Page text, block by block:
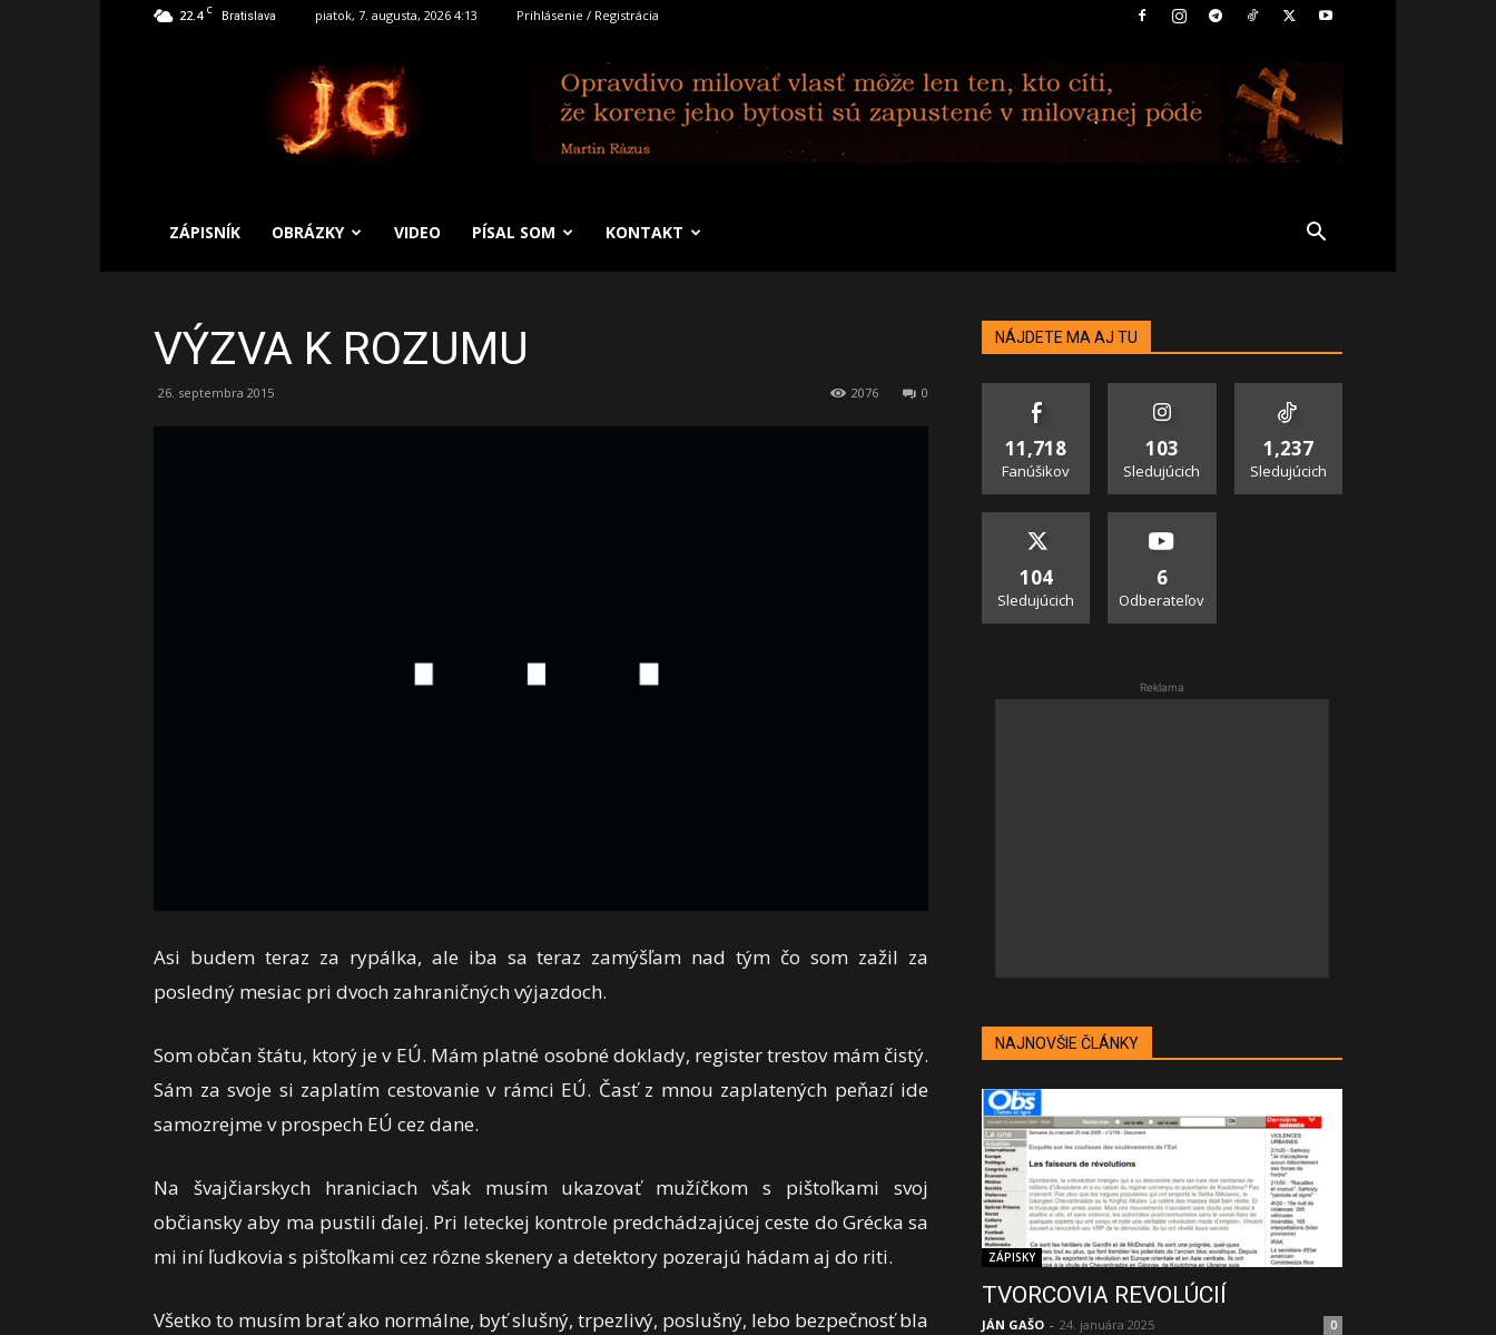
22.4 C Bratislava piatok, 7. augusta, 2026 4:13 Prihlásenie / Registrácia
SLOBODNÝ
ZÁPISNÍK OBRÁZKY VIDEO PÍSAL SOM KONTAKT
VÝZVA K ROZUMU
26. septembra 2015 0
2076
Asi budem teraz za rypálka, ale iba sa teraz zamýšľam nad tým čo som zažil za
posledný mesiac pri dvoch zahraničných výjazdoch.
Som občan štátu, ktorý je v EÚ. Mám platné osobné doklady, register trestov mám čistý.
Sám za svoje si zaplatím cestovanie v rámci EÚ. Časť z mnou zaplatených peňazí ide
samozrejme v prospech EÚ cez dane.
Na švajčiarskych hraniciach však musím ukazovať mužíčkom s pištoľkami svoj
občiansky aby ma pustili ďalej. Pri leteckej kontrole predchádzajúcej ceste do Grécka sa
mi iní ľudkovia s pištoľkami cez rôzne skenery a detektory pozerajú hádam aj do riti.
Všetko to musím brať ako normálne, byť slušný, trpezlivý, poslušný, lebo bezpečnosť bla
NÁJDETE MA AJ TU
11,718
Fanúšikov
103
Sledujúcich
1,237
Sledujúcich
104
Sledujúcich
6
Odberateľov
Reklama
NAJNOVŠIE ČLÁNKY
ZÁPISKY
TVORCOVIA REVOLÚCIÍ
JÁN GAŠO - 24. januára 2025 0